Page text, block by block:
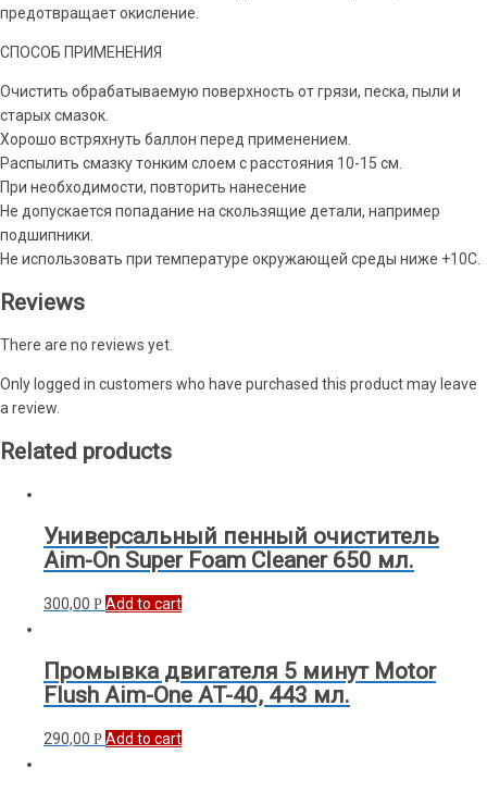
предотвращает окисление.
СПОСОБ ПРИМЕНЕНИЯ
Очистить обрабатываемую поверхность от грязи, песка, пыли и
старых смазок.
Хорошо встряхнуть баллон перед применением.
Распылить смазку тонким слоем с расстояния 10-15 см.
При необходимости, повторить нанесение
Не допускается попадание на скользящие детали, например
подшипники.
Не использовать при температуре окружающей среды ниже +10С.
Reviews
There are no reviews yet.
Only logged in customers who have purchased this product may leave
a review.
Related products
Универсальный пенный очиститель
Aim-On Super Foam Cleaner 650 мл.
300,00 Р Add to cart
Промывка двигателя 5 минут Motor
Flush Aim-One AT-40, 443 мл.
290,00 Р Add to cart